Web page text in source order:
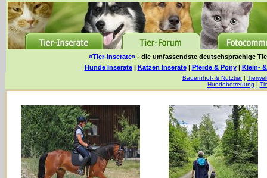
«Tier-Inserate» - die umfassendste deutschsprachige
Hunde Inserate| Katzen Inserate| Pferde & Pony| Klein-
Bauernhof- & Nutztier|
Hundebetreuung |